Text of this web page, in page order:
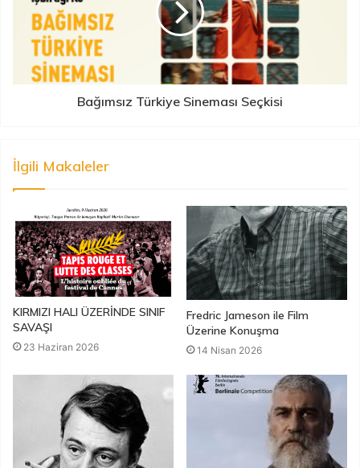
Bağımsız Türkiye Sineması Seçkisi
İlgili Makaleler
KIRMIZI HALI ÜZERİNDE SINIF
SAVAŞI
23 Haziran 2026
Fredric Jameson ile Film
Üzerine Konuşma
14 Nisan 2026